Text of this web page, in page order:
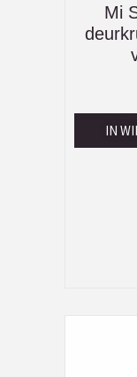
Mi
IN